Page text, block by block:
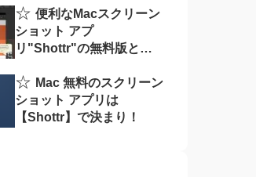
☆ 便利なMacスクリーン
ショット アプ
リ"Shottr"の無料版と有
☆ Mac 無料のスクリーン
ショット アプリは
【Shottr】で決まり！